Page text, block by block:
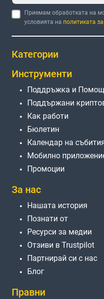
Приемам обработката на
условията на политиката
Категории
Инструменти
Поддръжка и Помощ
Поддържани
Как работи
Бюлетин
Календар на
Мобилно
Промоции
За нас
Нашата история
Познати от
Ресурси за медии
Отзиви в Trustpilot
Партнирай си с нас
Блог
Правни